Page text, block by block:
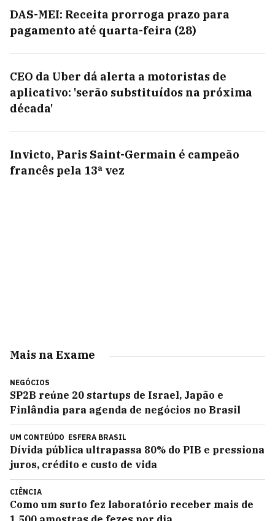
DAS-MEI: Receita prorroga prazo para
pagamento até quarta-feira (28)
CEO da Uber dá alerta a motoristas de
aplicativo: 'serão substituídos na próxima
década'
Invicto, Paris Saint-Germain é campeão
francês pela 13ª vez
Mais na Exame
NEGÓCIOS
SP2B reúne 20 startups de Israel, Japão e
Finlândia para agenda de negócios no Brasil
UM CONTEÚDO ESFERA BRASIL
Dívida pública ultrapassa 80% do PIB e pressiona
juros, crédito e custo de vida
CIÊNCIA
Como um surto fez laboratório receber mais de